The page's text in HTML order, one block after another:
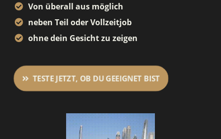
Von überall aus möglich
neben Teil oder Vollzeitjob
ohne dein Gesicht zu zeigen
TESTE JETZT, OB DU GEEIGNET BIST